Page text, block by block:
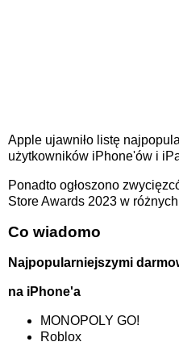
Apple ujawniło listę
użytkowników iPhone'ów i
Ponadto ogłoszono
Store Awards 2023 w
Co wiadomo
Najpopularniejszymi
na iPhone'a
MONOPOLY GO!
Roblox